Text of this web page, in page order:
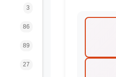
3
86
89
27